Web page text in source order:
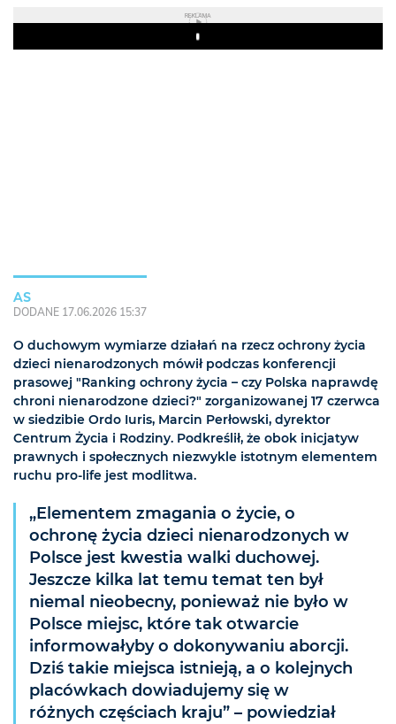
REKLAMA
Play
AS
DODANE 17.06.2026 15:37
O duchowym wymiarze działań na rzecz ochrony życia
dzieci nienarodzonych mówił podczas konferencji
prasowej "Ranking ochrony życia – czy Polska naprawdę
chroni nienarodzone dzieci?" zorganizowanej 17 czerwca
w siedzibie Ordo Iuris, Marcin Perłowski, dyrektor
Centrum Życia i Rodziny. Podkreślił, że obok inicjatyw
prawnych i społecznych niezwykle istotnym elementem
ruchu pro-life jest modlitwa.
„Elementem zmagania o życie, o
ochronę życia dzieci nienarodzonych w
Polsce jest kwestia walki duchowej.
Jeszcze kilka lat temu temat ten był
niemal nieobecny, ponieważ nie było w
Polsce miejsc, które tak otwarcie
informowałyby o dokonywaniu aborcji.
Dziś takie miejsca istnieją, a o kolejnych
placówkach dowiadujemy się w
różnych częściach kraju” – powiedział